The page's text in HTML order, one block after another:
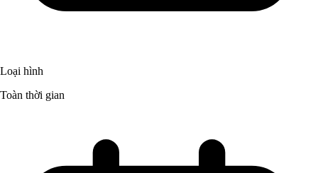
Loại hình
Toàn thời gian